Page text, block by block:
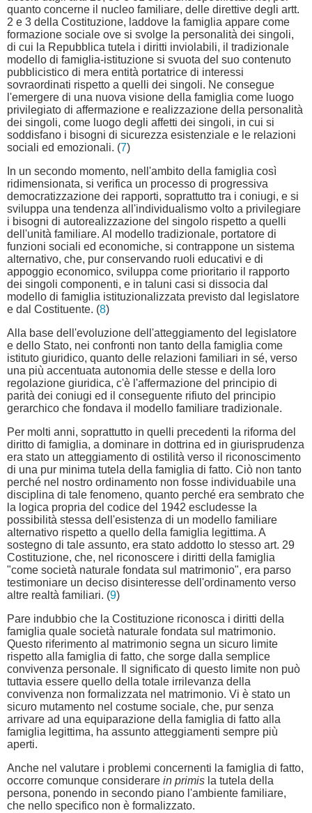
quanto concerne il nucleo familiare, delle direttive degli artt.
2 e 3 della Costituzione, laddove la famiglia appare come
formazione sociale ove si svolge la personalità dei singoli,
di cui la Repubblica tutela i diritti inviolabili, il tradizionale
modello di famiglia-istituzione si svuota del suo contenuto
pubblicistico di mera entità portatrice di interessi
sovraordinati rispetto a quelli dei singoli. Ne consegue
l'emergere di una nuova visione della famiglia come luogo
privilegiato di affermazione e realizzazione della personalità
dei singoli, come luogo degli affetti dei singoli, in cui si
soddisfano i bisogni di sicurezza esistenziale e le relazioni
sociali ed emozionali. (7)
In un secondo momento, nell'ambito della famiglia così
ridimensionata, si verifica un processo di progressiva
democratizzazione dei rapporti, soprattutto tra i coniugi, e si
sviluppa una tendenza all'individualismo volto a privilegiare
i bisogni di autorealizzazione del singolo rispetto a quelli
dell'unità familiare. Al modello tradizionale, portatore di
funzioni sociali ed economiche, si contrappone un sistema
alternativo, che, pur conservando ruoli educativi e di
appoggio economico, sviluppa come prioritario il rapporto
dei singoli componenti, e in taluni casi si dissocia dal
modello di famiglia istituzionalizzata previsto dal legislatore
e dal Costituente. (8)
Alla base dell'evoluzione dell'atteggiamento del legislatore
e dello Stato, nei confronti non tanto della famiglia come
istituto giuridico, quanto delle relazioni familiari in sé, verso
una più accentuata autonomia delle stesse e della loro
regolazione giuridica, c'è l'affermazione del principio di
parità dei coniugi ed il conseguente rifiuto del principio
gerarchico che fondava il modello familiare tradizionale.
Per molti anni, soprattutto in quelli precedenti la riforma del
diritto di famiglia, a dominare in dottrina ed in giurisprudenza
era stato un atteggiamento di ostilità verso il riconoscimento
di una pur minima tutela della famiglia di fatto. Ciò non tanto
perché nel nostro ordinamento non fosse individuabile una
disciplina di tale fenomeno, quanto perché era sembrato che
la logica propria del codice del 1942 escludesse la
possibilità stessa dell'esistenza di un modello familiare
alternativo rispetto a quello della famiglia legittima. A
sostegno di tale assunto, era stato addotto lo stesso art. 29
Costituzione, che, nel riconoscere i diritti della famiglia
"come società naturale fondata sul matrimonio", era parso
testimoniare un deciso disinteresse dell'ordinamento verso
altre realtà familiari. (9)
Pare indubbio che la Costituzione riconosca i diritti della
famiglia quale società naturale fondata sul matrimonio.
Questo riferimento al matrimonio segna un sicuro limite
rispetto alla famiglia di fatto, che sorge dalla semplice
convivenza personale. Il significato di questo limite non può
tuttavia essere quello della totale irrilevanza della
convivenza non formalizzata nel matrimonio. Vi è stato un
sicuro mutamento nel costume sociale, che, pur senza
arrivare ad una equiparazione della famiglia di fatto alla
famiglia legittima, ha assunto atteggiamenti sempre più
aperti.
Anche nel valutare i problemi concernenti la famiglia di fatto,
occorre comunque considerare in primis la tutela della
persona, ponendo in secondo piano l'ambiente familiare,
che nello specifico non è formalizzato.